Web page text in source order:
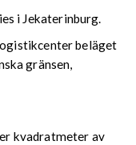
i Jekaterinburg.
beläget
gränsen,
kvadratmeter av